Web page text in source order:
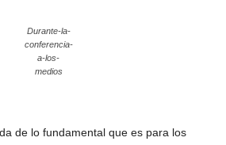
Durante-la-
conferencia-
a-los-
medios
de lo fundamental que es para los